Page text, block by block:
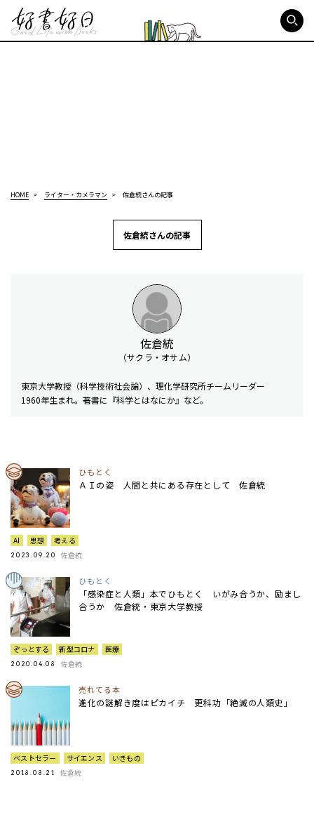
HOME ライター・カメラマン 佐倉統さんの記事
佐倉統さんの記事
佐倉統
（サクラ・オサム）
東京大学教授（科学技術社会論）、理化学研究所チームリーダー
1960年生まれ。著書に『科学とはなにか』など。
ひもとく
ＡＩの姿 人間と共にある存在として 佐倉統
AI 思想 考える
2023.09.20 佐倉統
ひもとく
「感染症と人類」本でひもとく いがみ合うか、励まし
合うか 佐倉統・東京大学教授
ぞっとする 新型コロナ 医療
2020.04.08 佐倉統
売れてる本
進化の謎解き度はピカイチ 更科功「絶滅の人類史」
ベストセラー サイエンス いきもの
2018.08.21 佐倉統